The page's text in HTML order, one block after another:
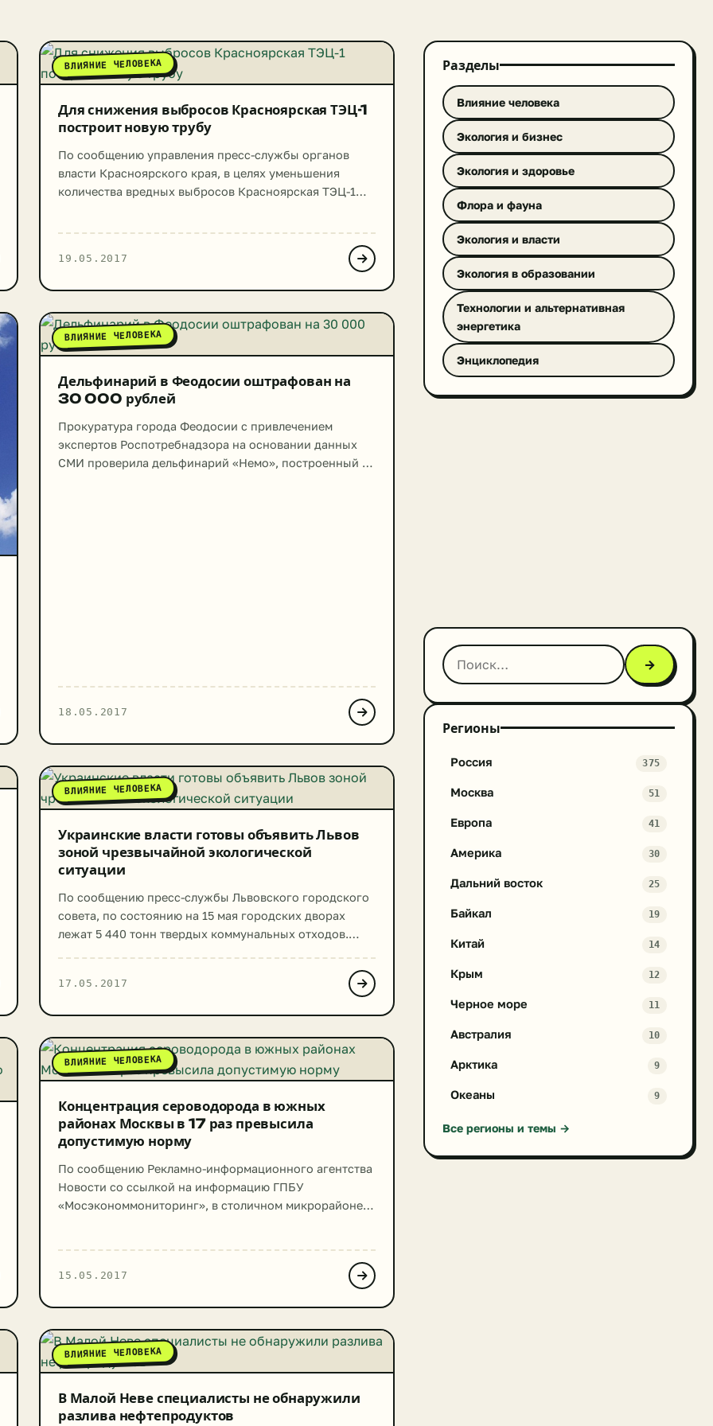
ВЛИЯНИЕ ЧЕЛОВЕКА
Для снижения выбросов Красноярская ТЭЦ-1
построит новую трубу
По сообщению управления пресс-службы органов
власти Красноярского края, в целях уменьшения
количества вредных выбросов Красноярская ТЭЦ-1
теплоэлектроцентраль является одной из самых
Посетившего этот объект губернатора Виктора
Толоконского ознакомили […]
19.05.2017
ВЛИЯНИЕ ЧЕЛОВЕКА
Дельфинарий в Феодосии оштрафован на
30 000 рублей
Прокуратура города Феодосии с привлечением
экспертов Роспотребнадзора на основании данных
СМИ проверила дельфинарий «Немо», построенный на
18.05.2017
ВЛИЯНИЕ ЧЕЛОВЕКА
Украинские власти готовы объявить Львов
зоной чрезвычайной экологической
ситуации
По сообщению пресс-службы Львовского городского
совета, по состоянию на 15 мая городских дворах
лежат 5 440 тонн твердых коммунальных отходов.
Издание КиевПравда со ссылкой на информационное
агентство УНИАН передает сведения о том, что эта
техногенным и экологическим […]
17.05.2017
ВЛИЯНИЕ ЧЕЛОВЕКА
Концентрация сероводорода в южных
районах Москвы в 17 раз превысила
допустимую норму
По сообщению Рекламно-информационного агентства
Новости со ссылкой на информацию ГПБУ
«Мосэкономмониторинг», в столичном микрорайоне
водорода. На графиках видно, что в 4:00 показатели
были перекрыты в 10 раз, а к 5:00 – в 17 раз. К 6:00
15.05.2017
ВЛИЯНИЕ ЧЕЛОВЕКА
В Малой Неве специалисты не обнаружили
разлива нефтепродуктов
Разделы
Влияние человека
Экология и бизнес
Экология и здоровье
Флора и фауна
Экология и власти
Экология в образовании
Технологии и альтернативная
энергетика
Энциклопедия
→
Регионы
Россия 375
Москва 51
Европа 41
Америка 30
Дальний восток 25
Байкал 19
Китай 14
Крым 12
Черное море 11
Австралия 10
Арктика 9
Океаны 9
Все регионы и темы →